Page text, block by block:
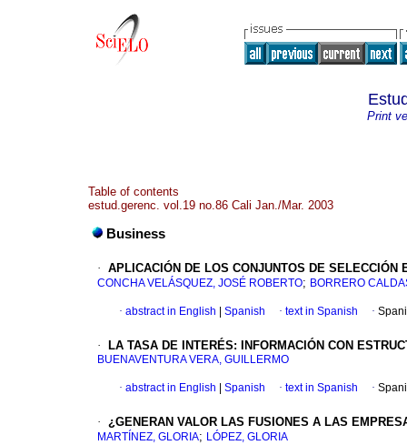
Print
Table of contents
estud.gerenc. vol.19 no.86 Cali Jan./Mar. 2003
Business
· APLICACIÓN DE LOS CONJUNTOS DE SELECCIÓN
CONCHA VELÁSQUEZ, JOSÉ ROBERTO; BORRERO
· abstract in English Spanish · text in Spanish ·
· LA TASA DE INTERÉS: INFORMACIÓN CON
BUENAVENTURA VERA, GUILLERMO
· abstract in English Spanish · text in Spanish ·
· ¿GENERAN VALOR LAS FUSIONES A LAS
MARTÍNEZ, GLORIA; LÓPEZ, GLORIA